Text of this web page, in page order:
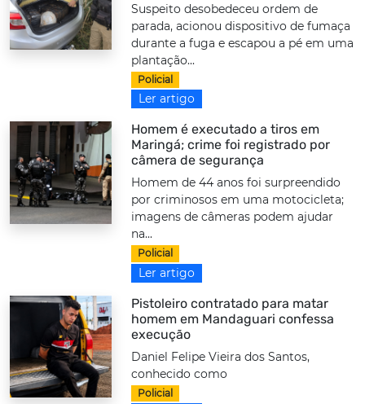
Suspeito desobedeceu ordem de
parada, acionou dispositivo de fumaça
durante a fuga e escapou a pé em uma
plantação...
Policial
Ler artigo
Homem é executado a tiros em
Maringá; crime foi registrado por
câmera de segurança
Homem de 44 anos foi surpreendido
por criminosos em uma motocicleta;
imagens de câmeras podem ajudar
na...
Policial
Ler artigo
Pistoleiro contratado para matar
homem em Mandaguari confessa
execução
Daniel Felipe Vieira dos Santos,
conhecido como
Policial